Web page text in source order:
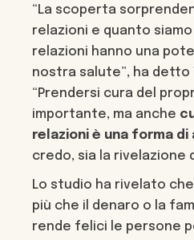
“La scoperta
relazioni e quanto
relazioni hanno una
nostra salute”, ha detto
“Prendersi cura del
importante, ma anche
relazioni è una forma di
credo, sia la rivelazione
Lo studio ha rivelato
più che il denaro o la
rende felici le persone